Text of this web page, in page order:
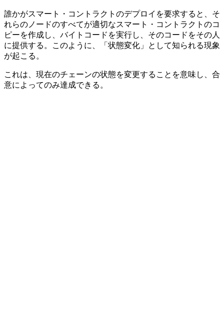
誰かがスマート・コントラクトのデプロイを要求すると、そ
れらのノードのすべてが適切なスマート・コントラクトのコ
ピーを作成し、バイトコードを実行し、そのコードをその人
に提供する。このように、「状態変化」として知られる現象
が起こる。
これは、現在のチェーンの状態を変更することを意味し、合
意によってのみ達成できる。